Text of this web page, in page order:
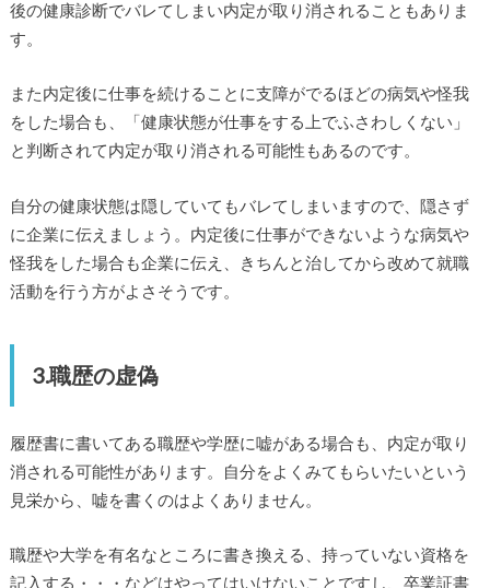
後の健康診断でバレてしまい内定が取り消されることもありま
す。
また内定後に仕事を続けることに支障がでるほどの病気や怪我
をした場合も、「健康状態が仕事をする上でふさわしくない」
と判断されて内定が取り消される可能性もあるのです。
自分の健康状態は隠していてもバレてしまいますので、隠さず
に企業に伝えましょう。内定後に仕事ができないような病気や
怪我をした場合も企業に伝え、きちんと治してから改めて就職
活動を行う方がよさそうです。
3.職歴の虚偽
履歴書に書いてある職歴や学歴に嘘がある場合も、内定が取り
消される可能性があります。自分をよくみてもらいたいという
見栄から、嘘を書くのはよくありません。
職歴や大学を有名なところに書き換える、持っていない資格を
記入する・・・などはやってはいけないことですし、卒業証書